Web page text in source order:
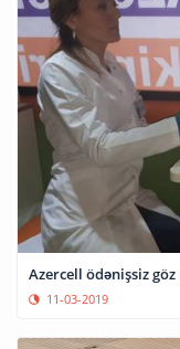
Azercell ödənişsiz
11-03-2019